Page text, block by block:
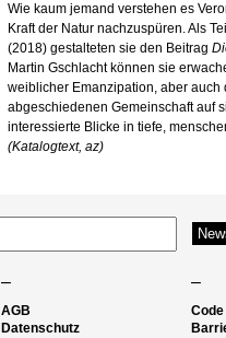
Wie kaum jemand verstehen es
Kraft der Natur nachzuspüren. Als
(2018) gestalteten sie den Beitrag
Martin Gschlacht können sie
weiblicher Emanzipation, aber
abgeschiedenen Gemeinschaft auf
interessierte Blicke in tiefe,
(Katalogtext, az)
– –
AGB
Datenschutz